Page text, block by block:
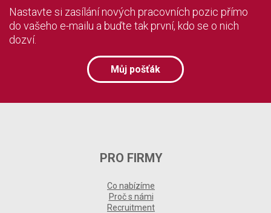
Nastavte si zasílání nových pracovních pozic přímo
do vašeho e-mailu a buďte tak první, kdo se o nich
dozví.
Můj pošťák
PRO FIRMY
Co nabízíme
Proč s námi
Recruitment